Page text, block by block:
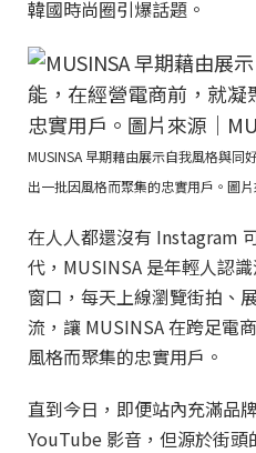
韓國時尚圈引爆話題。
MUSINSA 早期藉由展示自我風格與同
出一批因風格而聚集的忠實用戶。圖片
在人人都還沒有 Instagram
代，MUSINSA 是年輕人認
窗口，每天上線瀏覽街拍、
流，讓 MUSINSA 在跨足電
風格而聚集的忠實用戶。
直到今日，即便站內充滿品
YouTube 影音，但源於街